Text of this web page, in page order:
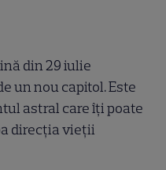
din 29 iulie
un nou capitol. Este
astral care îți poate
direcția vieții